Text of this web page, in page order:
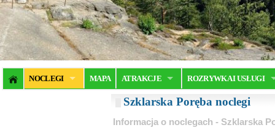
NOCLEGI MAPA ATRAKCJE ROZRYWKA I USŁUGI
Szklarska Poręba noclegi
Informacja o noclegach - Szklarska